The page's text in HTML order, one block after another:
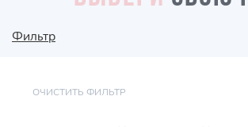
Фильтр
ОЧИСТИТЬ ФИЛЬТР